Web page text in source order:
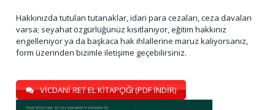
Hakkınızda tutulan tutanaklar, idari para cezaları, ceza davaları
varsa; seyahat özgürlüğünüz kısıtlanıyor, eğitim hakkınız
engelleniyor ya da başkaca hak ihlallerine maruz kalıyorsanız,
form üzerinden bizimle iletişime geçebilirsiniz.
VİCDANİ RET EL KİTAPÇIĞI (PDF İNDİR)